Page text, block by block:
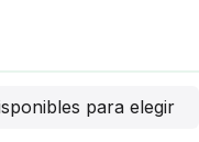
para elegir